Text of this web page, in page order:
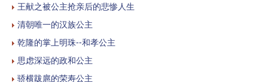
王献之被公主抢亲后的悲惨人生
清朝唯一的汉族公主
乾隆的掌上明珠--和孝公主
思虑深远的政和公主
骄横跋扈的荣寿公主